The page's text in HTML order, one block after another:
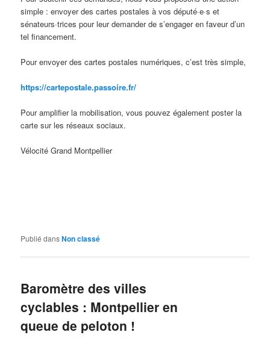
simple : envoyer des cartes postales à vos député·e·s et
sénateurs·trices pour leur demander de s’engager en faveur d’un
tel financement.
Pour envoyer des cartes postales numériques, c’est très simple,
https://cartepostale.passoire.fr/
Pour amplifier la mobilisation, vous pouvez également poster la
carte sur les réseaux sociaux.
Vélocité Grand Montpellier
Publié dansNon classé
Baromètre des villes
cyclables : Montpellier en
queue de peloton !